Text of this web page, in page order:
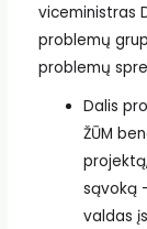
viceministras
problemų
problemų
Dalis
ŽŪM
sąvoką
valdas